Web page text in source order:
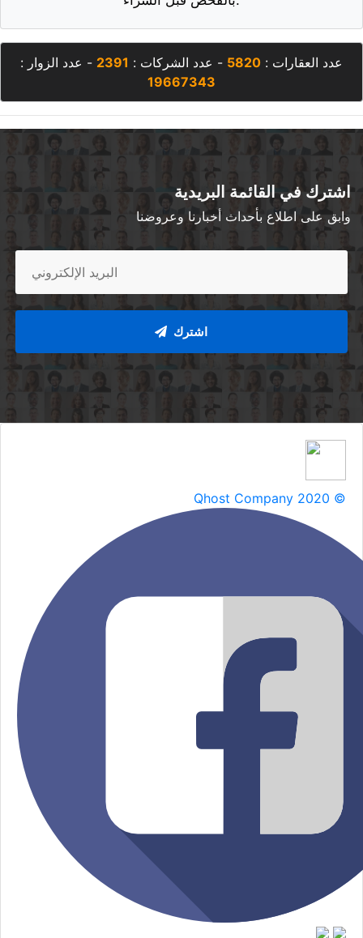
عدد العقارات : 5820 - عدد الشركات : 2391 - عدد الزوار :
19667343
اشترك في القائمة البريدية
وابق على اطلاع بأحداث أخبارنا وعروضنا
اشترك
Qhost Company 2020 ©